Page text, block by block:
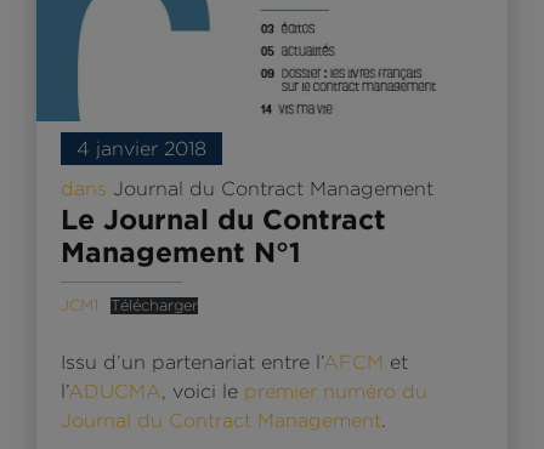
4 janvier 2018
dans Journal du Contract Management
Le Journal du Contract
Management N°1
JCM1 Télécharger
Issu d’un partenariat entre l’AFCM et
l’ADUCMA, voici le premier numéro du
Journal du Contract Management.